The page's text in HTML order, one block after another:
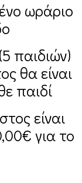
ωράριο
παιδιών)
θα είναι
παιδί
είναι
για το